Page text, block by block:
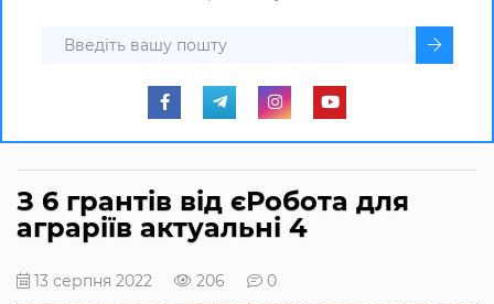
З 6 грантів від єРобота для
аграріїв актуальні 4
13 серпня 2022 206 0